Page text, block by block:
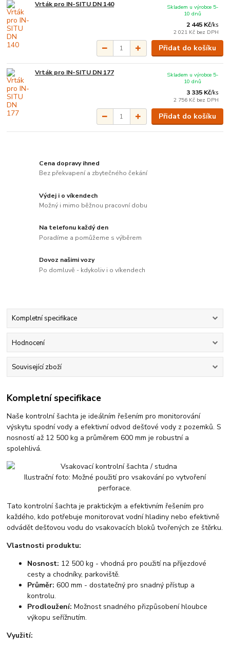
Vrták pro IN-SITU DN 140
2 445 Kč/ks
2 021 Kč bez DPH
Skladem u výrobce 5-
10 dnů
Přidat do košíku
Vrták pro IN-SITU DN 177
3 335 Kč/ks
2 756 Kč bez DPH
Skladem u výrobce 5-
10 dnů
Přidat do košíku
Cena dopravy ihned
Bez překvapení a zbytečného čekání
Výdej i o víkendech
Možný i mimo běžnou pracovní dobu
Na telefonu každý den
Poradíme a pomůžeme s výběrem
Dovoz našimi vozy
Po domluvě - kdykoliv i o víkendech
Kompletní specifikace
Hodnocení
Související zboží
Kompletní specifikace
Naše kontrolní šachta je ideálním řešením pro monitorování
výskytu spodní vody a efektivní odvod dešťové vody z pozemků. S
nosností až 12 500 kg a průměrem 600 mm je robustní a
spolehlivá.
Ilustrační foto: Možné použití pro vsakování po vytvoření
perforace.
Tato kontrolní šachta je praktickým a efektivním řešením pro
každého, kdo potřebuje monitorovat vodní hladiny nebo efektivně
odvádět dešťovou vodu do vsakovacích bloků tvořených ze štěrku.
Vlastnosti produktu:
Nosnost: 12 500 kg - vhodná pro použití na příjezdové
cesty a chodníky, parkoviště.
Průměr: 600 mm - dostatečný pro snadný přístup a
kontrolu.
Prodloužení: Možnost snadného přizpůsobení hloubce
výkopu seřížnutím.
Využití: